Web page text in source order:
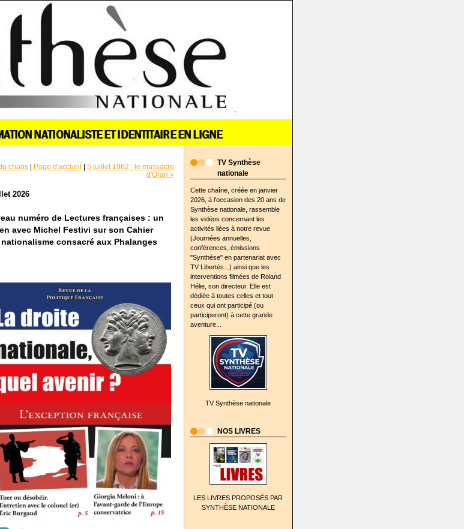
TV Synthèse
nationale
Cette chaîne, créée en janvier
2026, à l'occasion des 20 ans de
Synthèse nationale, rassemble
les vidéos concernant les
activités liées à notre revue
(Journées annuelles,
conférences, émissions
"Synthèse" en partenariat avec
TV Libertés...) ainsi que les
interventions filmées de Roland
Hélie, son directeur. Elle est
dédiée à toutes celles et tout
ceux qui ont participé (ou
participeront) à cette grande
aventure...
TV Synthèse nationale
NOS LIVRES
LES LIVRES PROPOSÉS PAR
SYNTHÈSE NATIONALE
chaos| Page d'accueil | 5 juillet 1962 : le massacre
d'Oran »
2026
numéro de Lectures françaises : un
avec Michel Festivi sur son Cahier
consacré aux Phalanges